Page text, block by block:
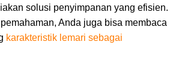
solusi penyimpanan yang efisien.
Anda juga bisa membaca
karakteristik lemari sebagai